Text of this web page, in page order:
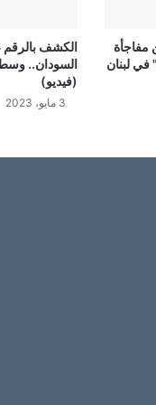
مفاجأة
في لبنان
الكشف بالرقم
السودان..
(فيديو)
3 مايو، 2023